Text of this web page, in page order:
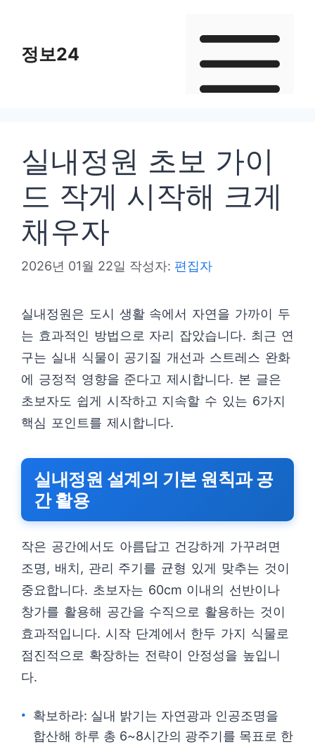
정보24
실내정원 초보 가이
드 작게 시작해 크게
채우자
2026년 01월 22일 작성자: 편집자
실내정원은 도시 생활 속에서 자연을 가까이 두
는 효과적인 방법으로 자리 잡았습니다. 최근 연
구는 실내 식물이 공기질 개선과 스트레스 완화
에 긍정적 영향을 준다고 제시합니다. 본 글은
초보자도 쉽게 시작하고 지속할 수 있는 6가지
핵심 포인트를 제시합니다.
실내정원 설계의 기본 원칙과 공
간 활용
작은 공간에서도 아름답고 건강하게 가꾸려면
조명, 배치, 관리 주기를 균형 있게 맞추는 것이
중요합니다. 초보자는 60cm 이내의 선반이나
창가를 활용해 공간을 수직으로 활용하는 것이
효과적입니다. 시작 단계에서 한두 가지 식물로
점진적으로 확장하는 전략이 안정성을 높입니
다.
확보하라: 실내 밝기는 자연광과 인공조명을
합산해 하루 총 6~8시간의 광주기를 목표로 한